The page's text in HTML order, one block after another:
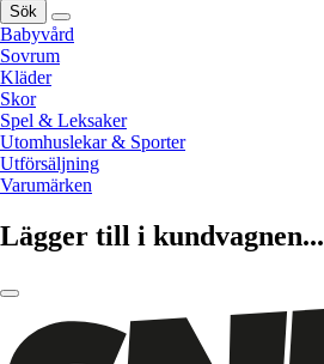
Sök
Babyvård
Sovrum
Kläder
Skor
Spel & Leksaker
Utomhuslekar & Sporter
Utförsäljning
Varumärken
Lägger till i kundvagnen...